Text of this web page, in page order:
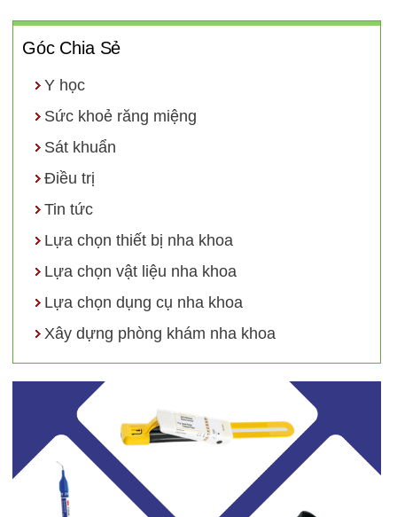
Góc Chia Sẻ
Y học
Sức khoẻ răng miệng
Sát khuẩn
Điều trị
Tin tức
Lựa chọn thiết bị nha khoa
Lựa chọn vật liệu nha khoa
Lựa chọn dụng cụ nha khoa
Xây dựng phòng khám nha khoa